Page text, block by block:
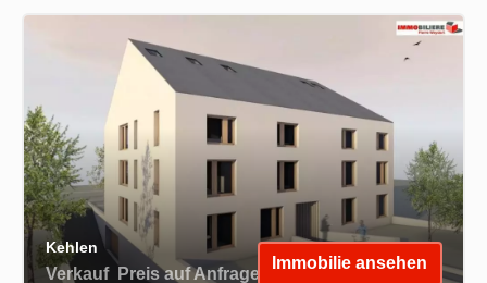
Kehlen
Verkauf Preis auf Anfrage
Immobilie ansehen